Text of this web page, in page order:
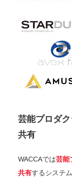
芸能プロダ
共有
WACCAでは芸能
共有するシステ